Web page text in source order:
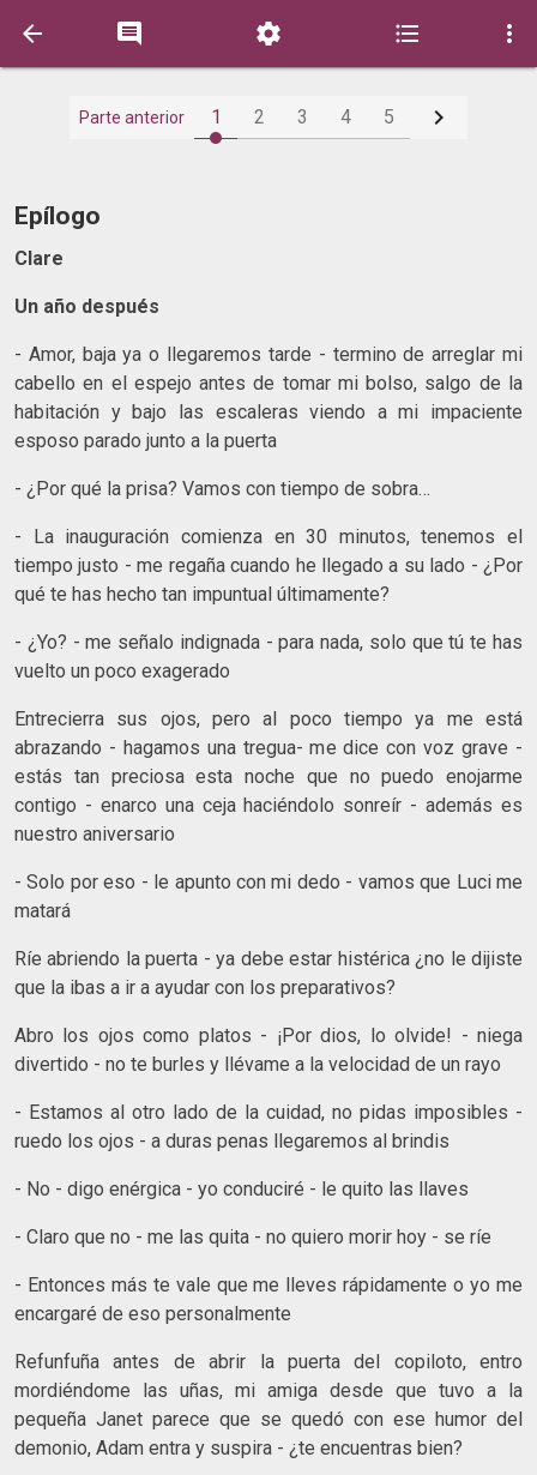
    
Parte anterior 1 2 3 4 5 
Epílogo
Clare
Un año después
- Amor, baja ya o llegaremos tarde - termino de arreglar mi
cabello en el espejo antes de tomar mi bolso, salgo de la
habitación y bajo las escaleras viendo a mi impaciente
esposo parado junto a la puerta
- ¿Por qué la prisa? Vamos con tiempo de sobra…
- La inauguración comienza en 30 minutos, tenemos el
tiempo justo - me regaña cuando he llegado a su lado - ¿Por
qué te has hecho tan impuntual últimamente?
- ¿Yo? - me señalo indignada - para nada, solo que tú te has
vuelto un poco exagerado
Entrecierra sus ojos, pero al poco tiempo ya me está
abrazando - hagamos una tregua- me dice con voz grave -
estás tan preciosa esta noche que no puedo enojarme
contigo - enarco una ceja haciéndolo sonreír - además es
nuestro aniversario
- Solo por eso - le apunto con mi dedo - vamos que Luci me
matará
Ríe abriendo la puerta - ya debe estar histérica ¿no le dijiste
que la ibas a ir a ayudar con los preparativos?
Abro los ojos como platos - ¡Por dios, lo olvide! - niega
divertido - no te burles y llévame a la velocidad de un rayo
- Estamos al otro lado de la cuidad, no pidas imposibles -
ruedo los ojos - a duras penas llegaremos al brindis
- No - digo enérgica - yo conduciré - le quito las llaves
- Claro que no - me las quita - no quiero morir hoy - se ríe
- Entonces más te vale que me lleves rápidamente o yo me
encargaré de eso personalmente
Refunfuña antes de abrir la puerta del copiloto, entro
mordiéndome las uñas, mi amiga desde que tuvo a la
pequeña Janet parece que se quedó con ese humor del
demonio, Adam entra y suspira - ¿te encuentras bien?